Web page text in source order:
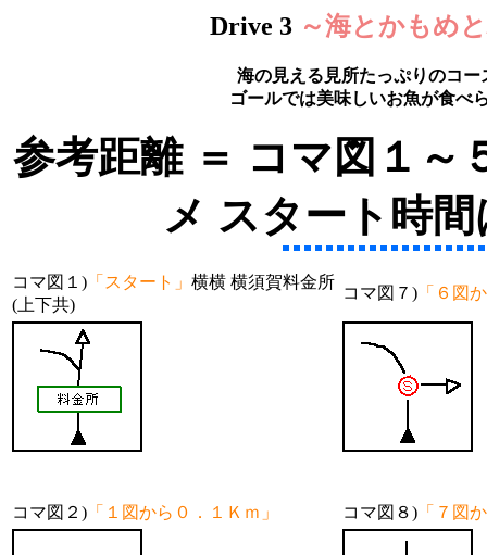
Drive 3 ～海とかもめ
海の見える見所たっぷりのコ
ゴールでは美味しいお魚が食べ
参考距離 ＝ コマ図１～
メ スタート時
コマ図１) 「スタート」 横横 横須賀料金所
(上下共)
コマ図７) 「６図
コマ図２) 「１図から０．１Ｋｍ」 コマ図８) 「７図